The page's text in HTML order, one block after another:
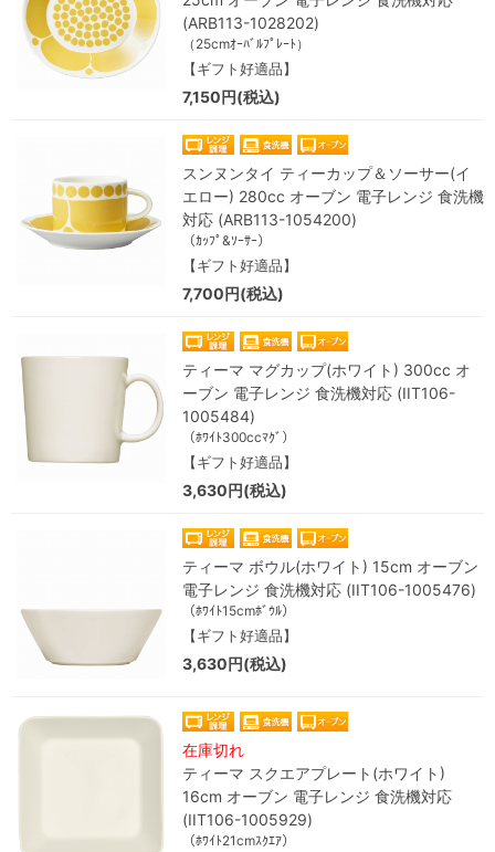
(ARB113-1028202)
（25cmｵｰﾊﾞﾙﾌﾟﾚｰﾄ）
【ギフト好適品】
7,150円(税込)
スンヌンタイ ティーカップ＆ソーサー(イ
エロー) 280cc オーブン 電子レンジ 食洗機
対応 (ARB113-1054200)
（ｶｯﾌﾟ&ｿｰｻｰ）
【ギフト好適品】
7,700円(税込)
ティーマ マグカップ(ホワイト) 300cc オ
ーブン 電子レンジ 食洗機対応 (IIT106-
1005484)
（ﾎﾜｲﾄ300ccﾏｸﾞ）
【ギフト好適品】
3,630円(税込)
ティーマ ボウル(ホワイト) 15cm オーブン
電子レンジ 食洗機対応 (IIT106-1005476)
（ﾎﾜｲﾄ15cmﾎﾞｳﾙ）
【ギフト好適品】
3,630円(税込)
在庫切れ
ティーマ スクエアプレート(ホワイト)
16cm オーブン 電子レンジ 食洗機対応
(IIT106-1005929)
（ﾎﾜｲﾄ21cmｽｸｴｱ）